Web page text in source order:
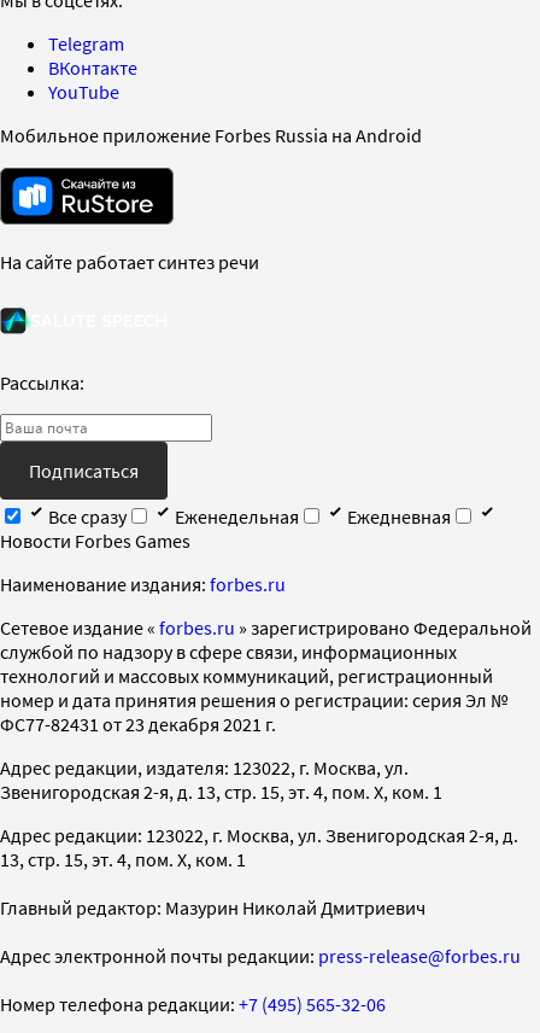
Telegram
ВКонтакте
YouTube
Мобильное приложение Forbes Russia на Android
На сайте работает синтез речи
Рассылка:
Подписаться
Все сразу
Еженедельная
Ежедневная
Новости Forbes Games
Наименование издания: forbes.ru
Cетевое издание « forbes.ru » зарегистрировано Федеральной
службой по надзору в сфере связи, информационных
технологий и массовых коммуникаций, регистрационный
номер и дата принятия решения о регистрации: серия Эл №
ФС77-82431 от 23 декабря 2021 г.
Адрес редакции, издателя: 123022, г. Москва, ул.
Звенигородская 2-я, д. 13, стр. 15, эт. 4, пом. X, ком. 1
Адрес редакции: 123022, г. Москва, ул. Звенигородская 2-я, д.
13, стр. 15, эт. 4, пом. X, ком. 1
Главный редактор: Мазурин Николай Дмитриевич
Адрес электронной почты редакции: press-release@forbes.ru
Номер телефона редакции: +7 (495) 565-32-06